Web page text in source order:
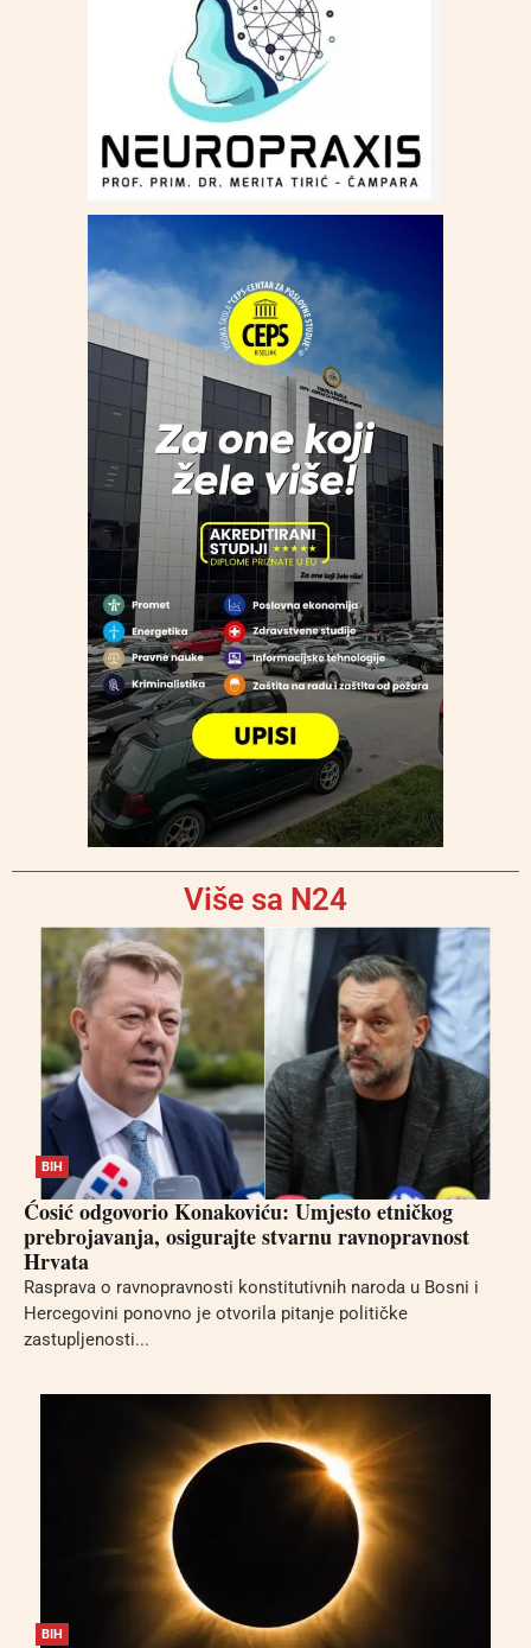
Više sa N24
BIH
Ćosić odgovorio Konakoviću: Umjesto etničkog
prebrojavanja, osigurajte stvarnu ravnopravnost
Hrvata
Rasprava o ravnopravnosti konstitutivnih naroda u Bosni i
Hercegovini ponovno je otvorila pitanje političke
zastupljenosti...
BIH